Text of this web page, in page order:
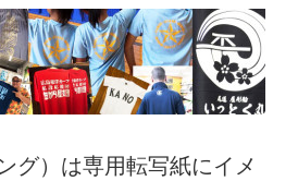
他 お問い合わせ
提供方法 メデイア掲載
グ）は専用転写紙にイメ